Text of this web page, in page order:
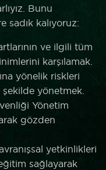
Bunu
sadık kalıyoruz:
ve ilgili tüm
karşılamak.
yönelik riskleri
yönetmek.
Yönetim
gözden
yetkinlikleri
sağlayarak